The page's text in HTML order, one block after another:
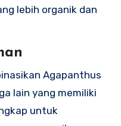
lebih organik dan
Agapanthus
lain yang memiliki
untuk